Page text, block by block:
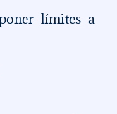
límites a